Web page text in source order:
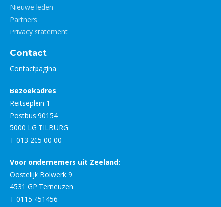
Nieuwe leden
Partners
Privacy statement
Contact
Contactpagina
Bezoekadres
Reitseplein 1
Postbus 90154
5000 LG TILBURG
T 013 205 00 00
Voor ondernemers uit Zeeland:
Oostelijk Bolwerk 9
4531 GP Terneuzen
T 0115 451456